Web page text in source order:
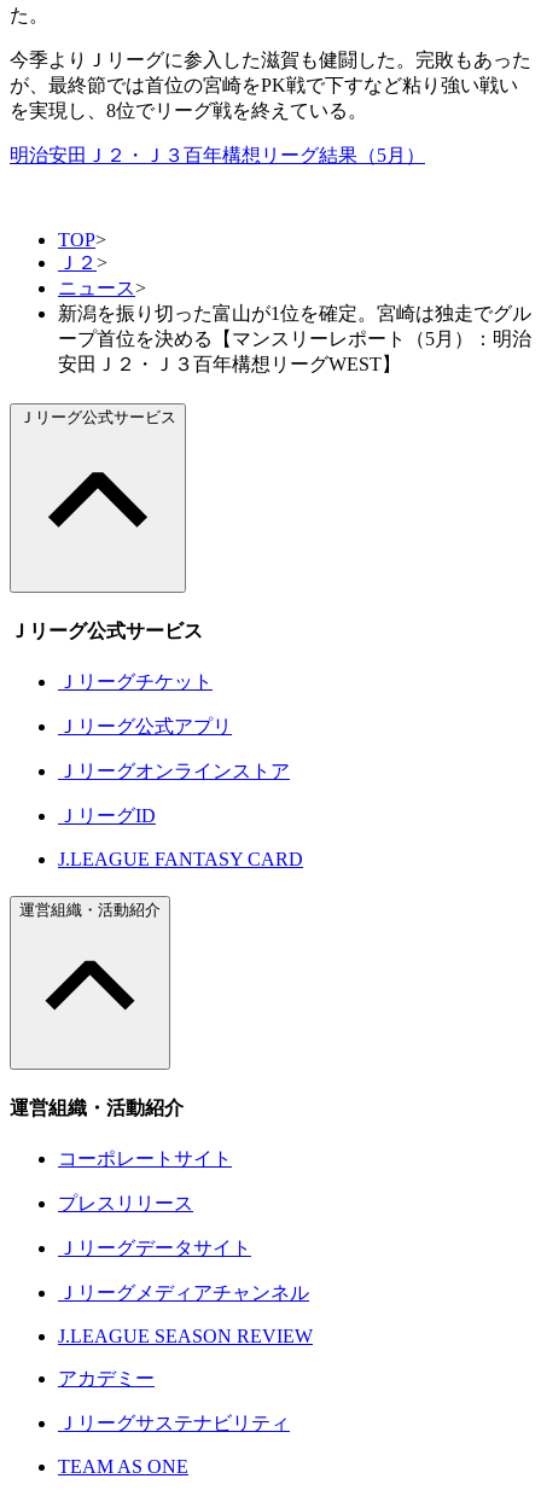
た。
今季よりＪリーグに参入した滋賀も健闘した。完敗もあった
が、最終節では首位の宮崎をPK戦で下すなど粘り強い戦い
を実現し、8位でリーグ戦を終えている。
明治安田Ｊ２・Ｊ３百年構想リーグ結果（5月）
TOP>
Ｊ２ >
ニュース>
新潟を振り切った富山が1位を確定。宮崎は独走でグル
ープ首位を決める【マンスリーレポート（5月）：明治
安田Ｊ２・Ｊ３百年構想リーグWEST】
Ｊリーグ公式サービス
Ｊリーグ公式サービス
Ｊリーグチケット
Ｊリーグ公式アプリ
Ｊリーグオンラインストア
ＪリーグID
J.LEAGUE FANTASY CARD
運営組織・活動紹介
運営組織・活動紹介
コーポレートサイト
プレスリリース
Ｊリーグデータサイト
Ｊリーグメディアチャンネル
J.LEAGUE SEASON REVIEW
アカデミー
Ｊリーグサステナビリティ
TEAM AS ONE